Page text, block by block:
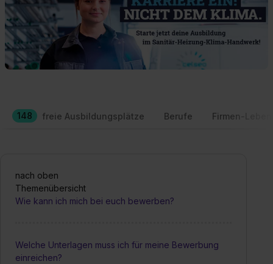
148 freie Ausbildungsplätze Berufe Firmen-
nach oben
Themenübersicht
Wie kann ich mich bei euch bewerben?
Welche Unterlagen muss ich für meine Bewerbung
einreichen?